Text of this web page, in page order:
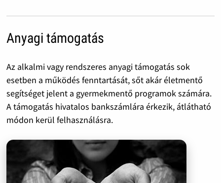
Anyagi támogatás
Az alkalmi vagy rendszeres anyagi támogatás sok
esetben a működés fenntartását, sőt akár életmentő
segítséget jelent a gyermekmentő programok számára.
A támogatás hivatalos bankszámlára érkezik, átlátható
módon kerül felhasználásra.